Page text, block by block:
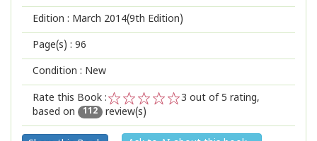
Edition : March 2014(9th Edition)
Page(s) : 96
Condition : New
Rate this Book :
3
2
1
3 out of 5 rating,
based on
112 review(s)